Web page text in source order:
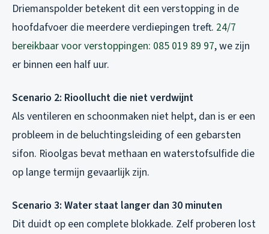
Driemanspolder betekent dit een verstopping in de
hoofdafvoer die meerdere verdiepingen treft. 24/7
bereikbaar voor verstoppingen: 085 019 89 97, we zijn
er binnen een half uur.
Scenario 2: Rioollucht die niet verdwijnt
Als ventileren en schoonmaken niet helpt, dan is er een
probleem in de beluchtingsleiding of een gebarsten
sifon. Rioolgas bevat methaan en waterstofsulfide die
op lange termijn gevaarlijk zijn.
Scenario 3: Water staat langer dan 30 minuten
Dit duidt op een complete blokkade. Zelf proberen lost